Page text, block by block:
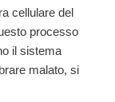
cellulare del
processo
il sistema
malato, si